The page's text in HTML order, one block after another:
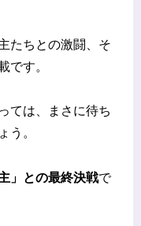
たちとの激闘、そ
です。
ては、まさに待ち
う。
」との最終決戦で